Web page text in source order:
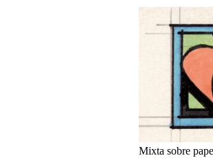
Mixta sobre